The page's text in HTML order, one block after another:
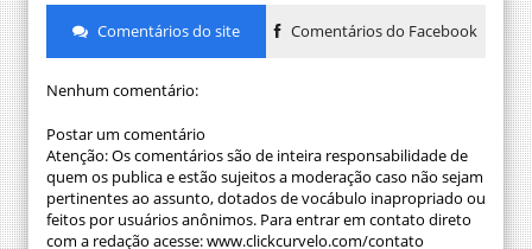
Comentários do site Comentários do Facebook
Nenhum comentário:
Postar um comentário
Atenção: Os comentários são de inteira responsabilidade de
quem os publica e estão sujeitos a moderação caso não sejam
pertinentes ao assunto, dotados de vocábulo inapropriado ou
feitos por usuários anônimos. Para entrar em contato direto
com a redação acesse: www.clickcurvelo.com/contato